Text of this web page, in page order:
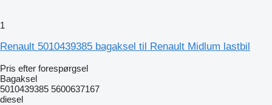
1
Renault 5010439385 bagaksel til Renault Midlum lastbil
Pris efter forespørgsel
Bagaksel
5010439385 5600637167
diesel